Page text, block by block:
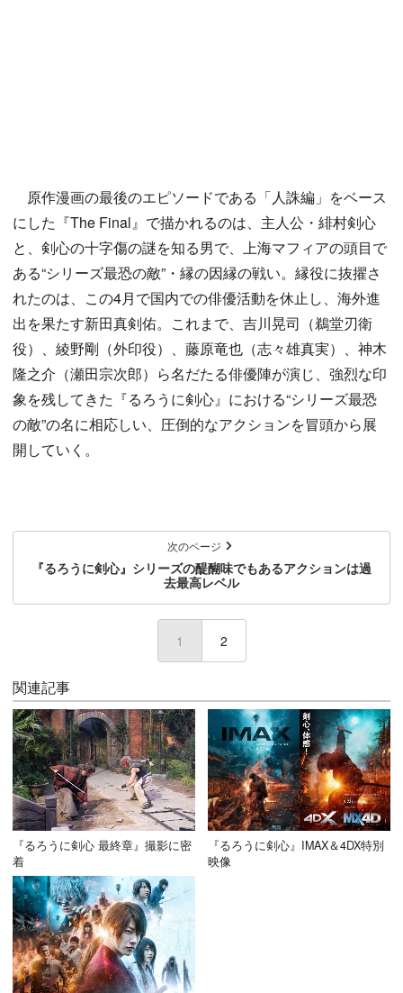
原作漫画の最後のエピソードである「人誅編」をベース
にした『The Final』で描かれるのは、主人公・緋村剣心
と、剣心の十字傷の謎を知る男で、上海マフィアの頭目で
ある“シリーズ最恐の敵”・縁の因縁の戦い。縁役に抜擢さ
れたのは、この4月で国内での俳優活動を休止し、海外進
出を果たす新田真剣佑。これまで、吉川晃司（鵜堂刃衛
役）、綾野剛（外印役）、藤原竜也（志々雄真実）、神木
隆之介（瀬田宗次郎）ら名だたる俳優陣が演じ、強烈な印
象を残してきた『るろうに剣心』における“シリーズ最恐
の敵”の名に相応しい、圧倒的なアクションを冒頭から展
開していく。
次のページ
『るろうに剣心』シリーズの醍醐味でもあるアクションは過
去最高レベル
1 (current)
2
関連記事
『るろうに剣心 最終章』撮影に密
着
『るろうに剣心』IMAX＆4DX特別
映像